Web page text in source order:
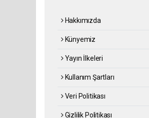
Hakkımızda
Künyemiz
Yayın İlkeleri
Kullanım Şartları
Veri Politikası
Gizlilik Politikası